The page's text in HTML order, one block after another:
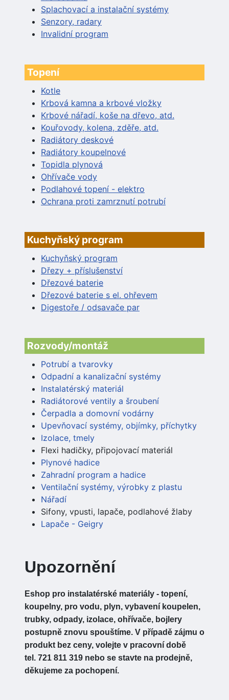
Splachovací a instalační systémy
Senzory, radary
Invalidní program
Topení
Kotle
Krbová kamna a krbové vložky
Krbové nářadí, koše na dřevo, atd.
Kouřovody, kolena, zděře, atd.
Radiátory deskové
Radiátory koupelnové
Topidla plynová
Ohřívače vody
Podlahové topení - elektro
Ochrana proti zamrznutí potrubí
Kuchyňský program
Kuchyňský program
Dřezy + příslušenství
Dřezové baterie
Dřezové baterie s el. ohřevem
Digestoře / odsavače par
Rozvody/montáž
Potrubí a tvarovky
Odpadní a kanalizační systémy
Instalatérský materiál
Radiátorové ventily a šroubení
Čerpadla a domovní vodárny
Upevňovací systémy, objímky, příchytky
Izolace, tmely
Flexi hadičky, připojovací materiál
Plynové hadice
Zahradní program a hadice
Ventilační systémy, výrobky z plastu
Nářadí
Sifony, vpusti, lapače, podlahové žlaby
Lapače - Geigry
Upozornění
Eshop pro instalatérské materiály - topení,
koupelny, pro vodu, plyn, vybavení koupelen,
trubky, odpady, izolace, ohřívače, bojlery
postupně znovu spouštíme. V případě zájmu o
produkt bez ceny, volejte v pracovní době
tel. 721 811 319 nebo se stavte na prodejně,
děkujeme za pochopení.